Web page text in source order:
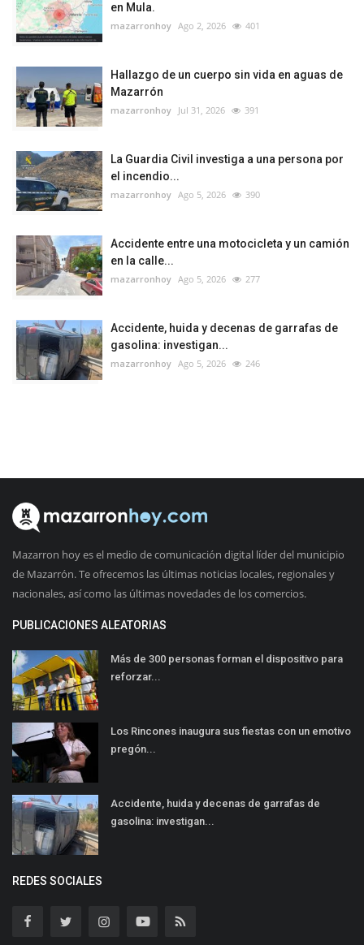
en Mula.
mazarronhoy Ago 2, 2026 401
Hallazgo de un cuerpo sin vida en aguas de
Mazarrón
mazarronhoy Jul 31, 2026 391
La Guardia Civil investiga a una persona por
el incendio...
mazarronhoy Ago 5, 2026 390
Accidente entre una motocicleta y un camión
en la calle...
mazarronhoy Ago 5, 2026 277
Accidente, huida y decenas de garrafas de
gasolina: investigan...
mazarronhoy Ago 5, 2026 246
Mazarron hoy es el medio de comunicación digital líder del municipio
de Mazarrón. Te ofrecemos las últimas noticias locales, regionales y
nacionales, así como las últimas novedades de los comercios.
PUBLICACIONES ALEATORIAS
Más de 300 personas forman el dispositivo para
reforzar...
Los Rincones inaugura sus fiestas con un emotivo
pregón...
Accidente, huida y decenas de garrafas de
gasolina: investigan...
REDES SOCIALES